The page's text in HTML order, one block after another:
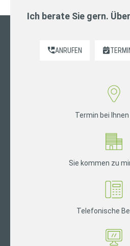
Ich berate Sie gern.
ANRUFEN
Termin bei
Sie kommen zu
Telefonische